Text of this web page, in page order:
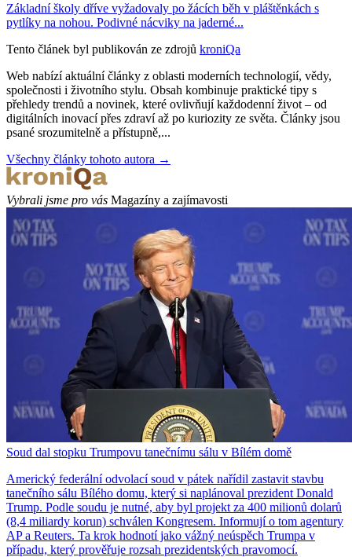
Základní školy dříve vyžadovaly po žácích běh v pláštěnkách s
pytlíky na nohou. Podivné nácviky na jaderné...
Tento článek byl publikován ze zdrojů kroniQa
Web nabízí aktuální články z oblasti moderních technologií, vědy,
společnosti i životního stylu. Obsah kombinuje praktické tipy s
přehledy trendů a novinek, které ovlivňují každodenní život – od
digitálních inovací přes zdraví až po kuriozity ze světa. Články jsou
psané srozumitelně a přístupně,...
Všechny články tohoto autora →
Vybrali jsme pro vás Magazíny a zajímavosti
Soud dal stopku Trumpovu tanečnímu sálu v Bílém domě
Americký federální odvolací soud v pátek nařídil zastavit stavbu
tanečního sálu Bílého domu, který si naplánoval prezident Donald
Trump. Podle soudu je nutné, aby byl projekt za 400 milionů dolarů
(8,4 miliardy korun) schválen Kongresem. Informují o tom agentury
AP a Reuters. Ta krok hodnotí jako vážný neúspěch Trumpa v
případu, který prověřuje rozsah prezidentských pravomocí.